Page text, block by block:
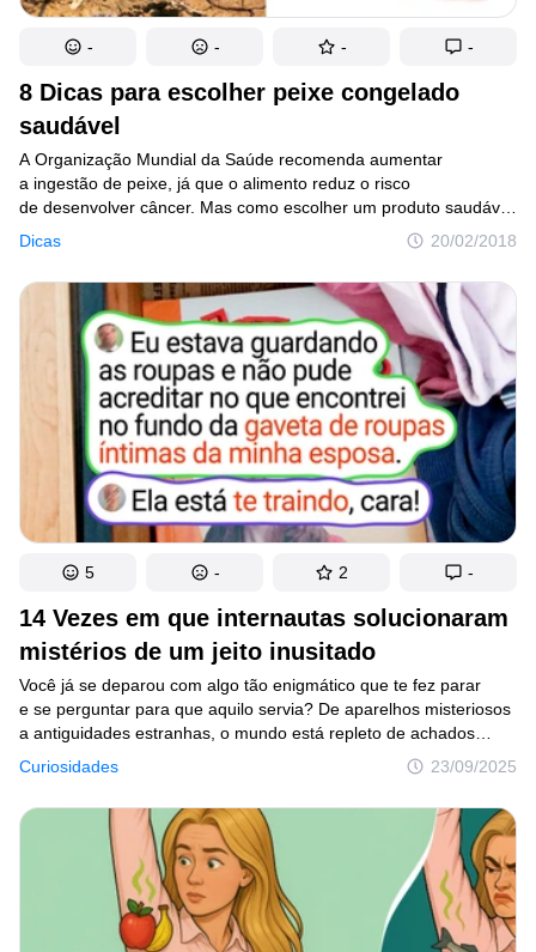
8 Dicas para escolher peixe congelado
saudável
Dicas 20/02/2018
A Organização Mundial da Saúde recomenda aumentar
a ingestão de peixe, já que o alimento reduz o risco
de desenvolver câncer. Mas como escolher um produto saudável
e de qualidade?
- - - -
14 Vezes em que internautas solucionaram
mistérios de um jeito inusitado
Curiosidades 23/09/2025
Você já se deparou com algo tão enigmático que te fez parar
e se perguntar para que aquilo servia? De aparelhos misteriosos
a antiguidades estranhas, o mundo está repleto de achados
curiosos que escondem segredos surpreendentes. Confira
14 objetos intrigantes que vão colocar à prova a sua capacidade
de adivinhar!
5 - 2 -
Famosos
Lugares
Humor
Princípios Editoriais
Fale com a redação
Política de privacidade
Política de Direitos de Autor
Política de Cookies
Termos de Serviço
Mapa do site
© 2014–2026TheSoul Publishing.
Todos os direitos reservados. Todos os materiais deste site possuem
Direitos Autorais e não podem ser usados sem a devida autorização de
Incrível.club.